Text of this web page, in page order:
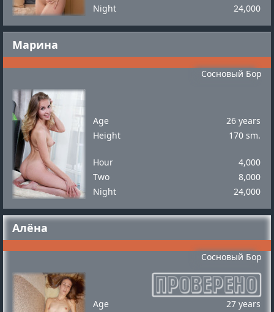
Night
24,000
Марина
Сосновый Бор
Age
26 years
Height
170 sm.
Hour
4,000
Two
8,000
Night
24,000
Алёна
Сосновый Бор
Age
27 years